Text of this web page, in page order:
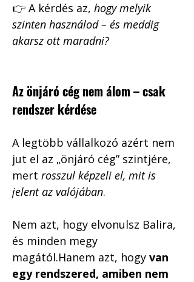
👉 A kérdés az, hogy melyik
szinten használod – és meddig
akarsz ott maradni?
Az önjáró cég nem álom – csak
rendszer kérdése
A legtöbb vállalkozó azért nem
jut el az „önjáró cég” szintjére,
mert rosszul képzeli el, mit is
jelent az valójában.
Nem azt, hogy elvonulsz Balira,
és minden megy
magától.Hanem azt, hogy van
egy rendszered, amiben nem